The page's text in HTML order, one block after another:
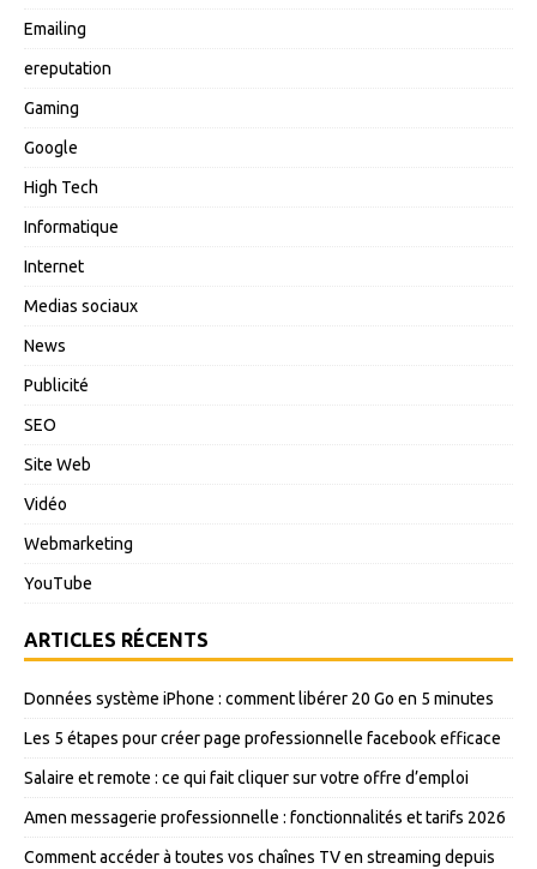
Emailing
ereputation
Gaming
Google
High Tech
Informatique
Internet
Medias sociaux
News
Publicité
SEO
Site Web
Vidéo
Webmarketing
YouTube
ARTICLES RÉCENTS
Données système iPhone : comment libérer 20 Go en 5 minutes
Les 5 étapes pour créer page professionnelle facebook efficace
Salaire et remote : ce qui fait cliquer sur votre offre d’emploi
Amen messagerie professionnelle : fonctionnalités et tarifs 2026
Comment accéder à toutes vos chaînes TV en streaming depuis